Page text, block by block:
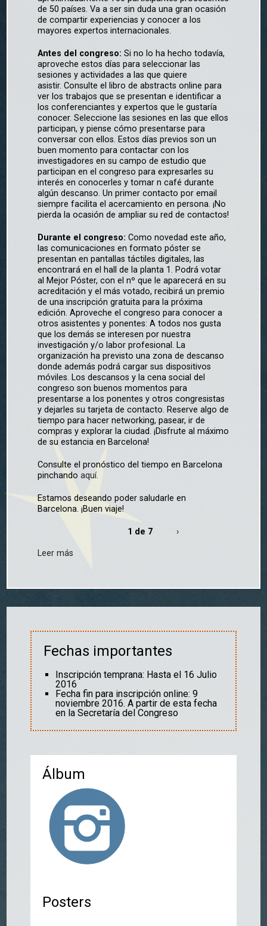
de 50 países. Va a ser sin duda una gran ocasión
de compartir experiencias y conocer a los
mayores expertos internacionales.
Antes del congreso: Si no lo ha hecho todavía,
aproveche estos días para seleccionar las
sesiones y actividades a las que quiere
asistir. Consulte el libro de abstracts online para
ver los trabajos que se presentan e identificar a
los conferenciantes y expertos que le gustaría
conocer. Seleccione las sesiones en las que ellos
participan, y piense cómo presentarse para
conversar con ellos. Estos días previos son un
buen momento para contactar con los
investigadores en su campo de estudio que
participan en el congreso para expresarles su
interés en conocerles y tomar n café durante
algún descanso. Un primer contacto por email
siempre facilita el acercamiento en persona. ¡No
pierda la ocasión de ampliar su red de contactos!
Durante el congreso: Como novedad este año,
las comunicaciones en formato póster se
presentan en pantallas táctiles digitales, las
encontrará en el hall de la planta 1. Podrá votar
al Mejor Póster, con el nº que le aparecerá en su
acreditación y el más votado, recibirá un premio
de una inscripción gratuita para la próxima
edición. Aproveche el congreso para conocer a
otros asistentes y ponentes: A todos nos gusta
que los demás se interesen por nuestra
investigación y/o labor profesional. La
organización ha previsto una zona de descanso
donde además podrá cargar sus dispositivos
móviles. Los descansos y la cena social del
congreso son buenos momentos para
presentarse a los ponentes y otros congresistas
y dejarles su tarjeta de contacto. Reserve algo de
tiempo para hacer networking, pasear, ir de
compras y explorar la ciudad. ¡Disfrute al máximo
de su estancia en Barcelona!
Consulte el pronóstico del tiempo en Barcelona
pinchandoaquí.
Estamos deseando poder saludarle en
Barcelona. ¡Buen viaje!
1 de 7 ›
Leer más
Fechas importantes
Inscripción temprana: Hasta el 16 Julio
2016
Fecha fin para inscripción online: 9
noviembre 2016. A partir de esta fecha
en la Secretaría del Congreso
Álbum
Posters